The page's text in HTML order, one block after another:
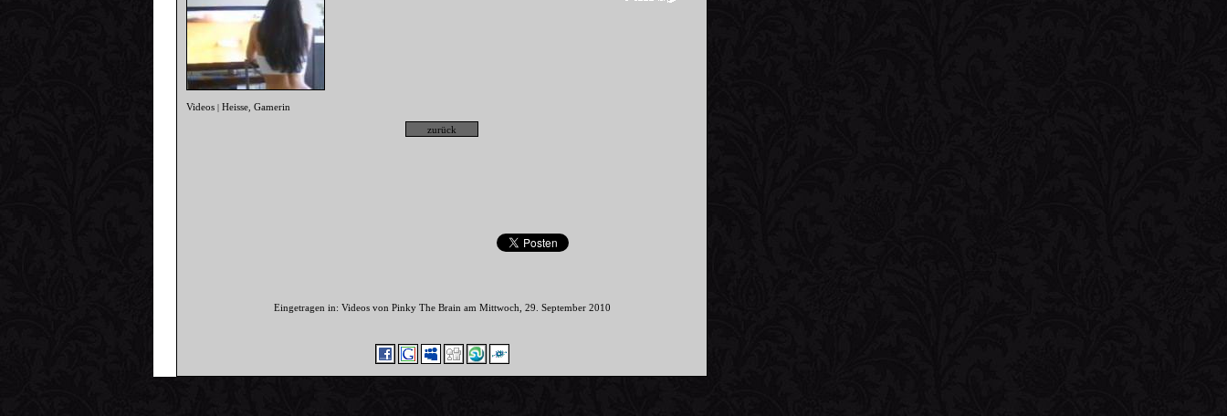
Videos |Heisse ,Gamerin
Eingetragen in: Videos von Pinky The Brain am Mittwoch, 29. September 2010